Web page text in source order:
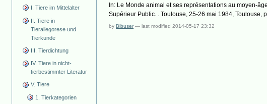
I. Tiere im Mittelalter
II. Tiere in
Tierallegorese und
Tierkunde
III. Tierdichtung
IV. Tiere in nicht-
tierbestimmter Literatur
V. Tiere
1. Tierkategorien
In: Le Monde animal et ses représentations au moyen-
Supérieur Public. . Toulouse, 25-26 mai 1984, Toulouse,
byBibuser —last modified2014-05-17 23:32